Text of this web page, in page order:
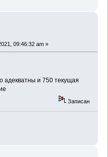
09:46:32 am »
адекватны и 750 текущая
Записан